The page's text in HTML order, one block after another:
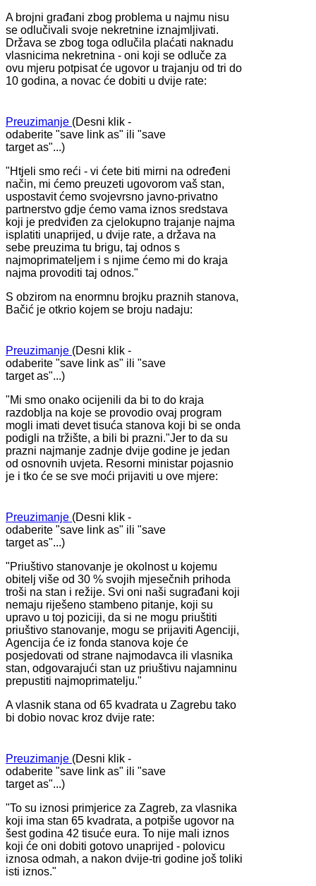
A brojni građani zbog problema u najmu nisu
se odlučivali svoje nekretnine iznajmljivati.
Država se zbog toga odlučila plaćati naknadu
vlasnicima nekretnina - oni koji se odluče za
ovu mjeru potpisat će ugovor u trajanju od tri do
10 godina, a novac će dobiti u dvije rate:
Preuzimanje (Desni klik -
odaberite "save link as" ili "save
target as"...)
"Htjeli smo reći - vi ćete biti mirni na određeni
način, mi ćemo preuzeti ugovorom vaš stan,
uspostavit ćemo svojevrsno javno-privatno
partnerstvo gdje ćemo vama iznos sredstava
koji je predviđen za cjelokupno trajanje najma
isplatiti unaprijed, u dvije rate, a država na
sebe preuzima tu brigu, taj odnos s
najmoprimateljem i s njime ćemo mi do kraja
najma provoditi taj odnos."
S obzirom na enormnu brojku praznih stanova,
Bačić je otkrio kojem se broju nadaju:
Preuzimanje (Desni klik -
odaberite "save link as" ili "save
target as"...)
"Mi smo onako ocijenili da bi to do kraja
razdoblja na koje se provodio ovaj program
mogli imati devet tisuća stanova koji bi se onda
podigli na tržište, a bili bi prazni."Jer to da su
prazni najmanje zadnje dvije godine je jedan
od osnovnih uvjeta. Resorni ministar pojasnio
je i tko će se sve moći prijaviti u ove mjere:
Preuzimanje (Desni klik -
odaberite "save link as" ili "save
target as"...)
"Priuštivo stanovanje je okolnost u kojemu
obitelj više od 30 % svojih mjesečnih prihoda
troši na stan i režije. Svi oni naši sugrađani koji
nemaju riješeno stambeno pitanje, koji su
upravo u toj poziciji, da si ne mogu priuštiti
priuštivo stanovanje, mogu se prijaviti Agenciji,
Agencija će iz fonda stanova koje će
posjedovati od strane najmodavca ili vlasnika
stan, odgovarajući stan uz priuštivu najamninu
prepustiti najmoprimatelju."
A vlasnik stana od 65 kvadrata u Zagrebu tako
bi dobio novac kroz dvije rate:
Preuzimanje (Desni klik -
odaberite "save link as" ili "save
target as"...)
"To su iznosi primjerice za Zagreb, za vlasnika
koji ima stan 65 kvadrata, a potpiše ugovor na
šest godina 42 tisuće eura. To nije mali iznos
koji će oni dobiti gotovo unaprijed - polovicu
iznosa odmah, a nakon dvije-tri godine još toliki
isti iznos."